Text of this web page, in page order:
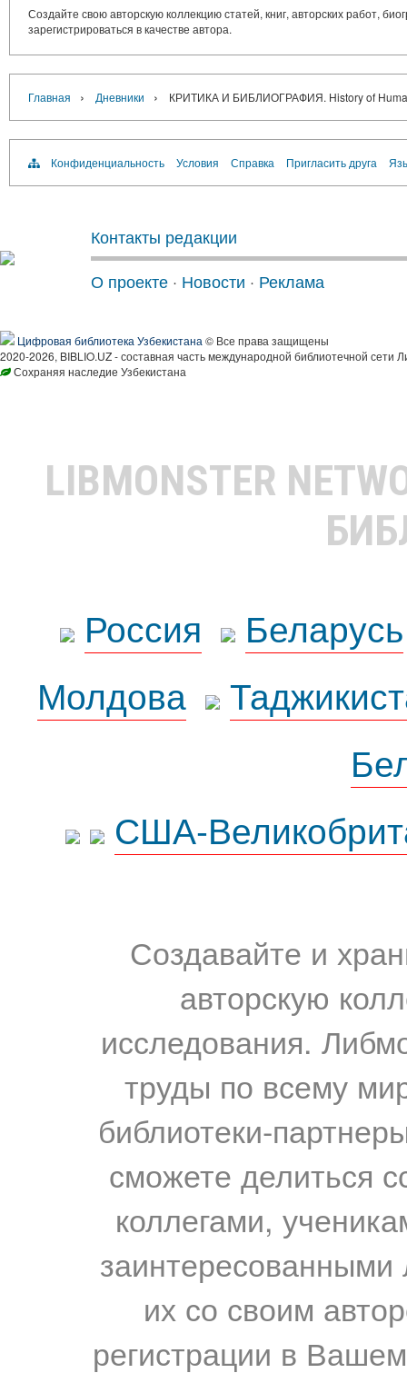
Создайте свою авторскую коллекцию статей, книг, авторских работ,
зарегистрироваться в качестве автора.
Главная › Дневники › КРИТИКА И БИБЛИОГРАФИЯ. History of
Конфиденциальность Условия Справка Пригласить друга
Контакты редакции
О проекте · Новости · Реклама
Цифровая библиотека Узбекистана © Все права защищены
2020-2026, BIBLIO.UZ - составная часть международной библиотечной сети
Сохраняя наследие Узбекистана
LIBMONSTER
Россия
Беларусь
Молдова
США-
Создавайте и
авторскую
исследования.
труды по всему
библиотеки-
сможете делиться
коллегами,
их со своим
регистрации в